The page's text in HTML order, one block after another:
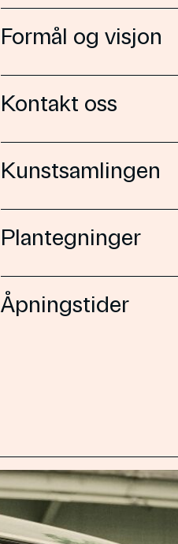
Formål og visjon
Kontakt oss
Kunstsamlingen
Plantegninger
Åpningstider